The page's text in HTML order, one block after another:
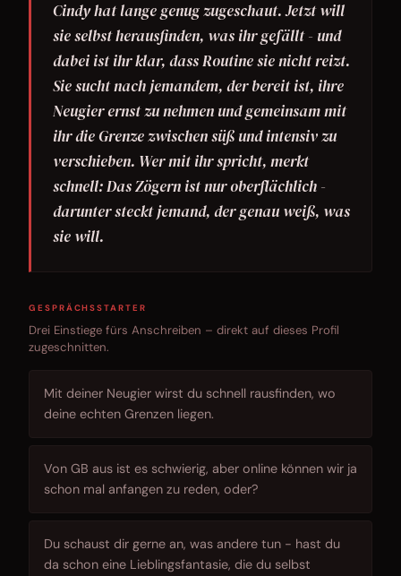
Cindy hat lange genug zugeschaut. Jetzt will
sie selbst herausfinden, was ihr gefällt - und
dabei ist ihr klar, dass Routine sie nicht reizt.
Sie sucht nach jemandem, der bereit ist, ihre
Neugier ernst zu nehmen und gemeinsam mit
ihr die Grenze zwischen süß und intensiv zu
verschieben. Wer mit ihr spricht, merkt
schnell: Das Zögern ist nur oberflächlich -
darunter steckt jemand, der genau weiß, was
sie will.
GESPRÄCHSSTARTER
Drei Einstiege fürs Anschreiben – direkt auf dieses Profil
zugeschnitten.
Mit deiner Neugier wirst du schnell rausfinden, wo
deine echten Grenzen liegen.
Von GB aus ist es schwierig, aber online können wir ja
schon mal anfangen zu reden, oder?
Du schaust dir gerne an, was andere tun - hast du
da schon eine Lieblingsfantasie, die du selbst